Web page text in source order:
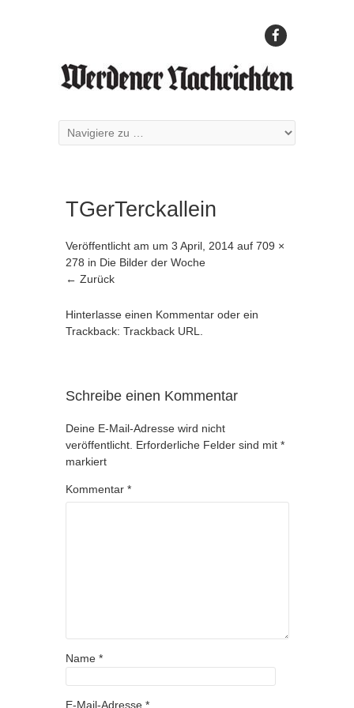
TGerTerckallein
Veröffentlicht am um 3 April, 2014 auf 709 ×
278 in Die Bilder der Woche
← Zurück
Hinterlasse einen Kommentar oder ein
Trackback: Trackback URL
Schreibe einen Kommentar
Deine E-Mail-Adresse wird nicht
veröffentlicht. Erforderliche Felder sind mit *
markiert
Kommentar *
Name *
E-Mail-Adresse *